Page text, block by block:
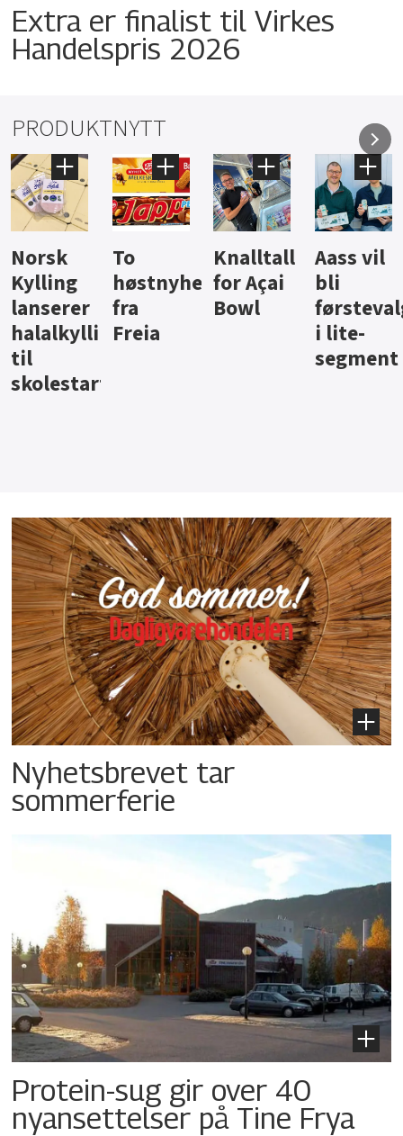
Extra er finalist til Virkes
Handelspris 2026
PRODUKTNYTT
Knalltall
for Açai
Bowl
Aass vil
bli
førstevalg
i lite-
Brus og
jus fra
Berentsen
Hard
iste fra
Hansa
Nyhetsbrevet tar
sommerferie
Protein-sug gir over 40
nyansettelser på Tine Frya